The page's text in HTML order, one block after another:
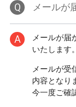
Q メールが
A
メールが届
メールが受
内容となり
今一度ご確